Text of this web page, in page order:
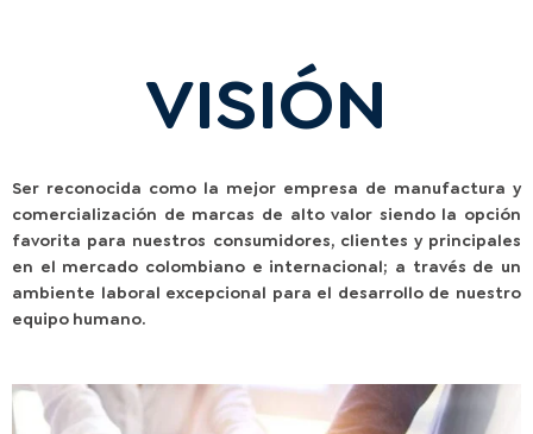
VISIÓN
Ser reconocida como la mejor empresa de manufactura y
comercialización de marcas de alto valor siendo la opción
favorita para nuestros consumidores, clientes y principales
en el mercado colombiano e internacional; a través de un
ambiente laboral excepcional para el desarrollo de nuestro
equipo humano.